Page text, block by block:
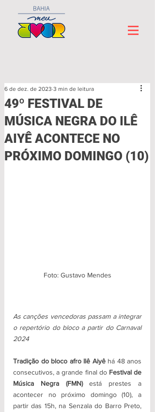
49º FESTIVAL DE
MÚSICA NEGRA DO ILÊ
AIYÊ ACONTECE NO
PRÓXIMO DOMINGO (10)
6 de dez. de 2023 3 min de leitura
Foto: Gustavo Mendes
As canções vencedoras passam a integrar
o repertório do bloco a partir do Carnaval
2024
Tradição do bloco afro Ilê Aiyê há 48 anos
consecutivos, a grande final do Festival de
Música Negra (FMN) está prestes a
acontecer no próximo domingo (10), a
partir das 15h, na Senzala do Barro Preto,